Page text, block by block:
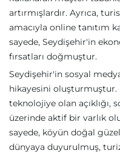
artırmışlardır. Ayrıca,
amacıyla online tanıtım
sayede, Seydişehir'in
fırsatları doğmuştur.
Seydişehir'in sosyal
hikayesini oluşturmuştur.
teknolojiye olan açıklığı,
üzerinde aktif bir varlık
sayede, köyün doğal
dünyaya duyurulmuş,